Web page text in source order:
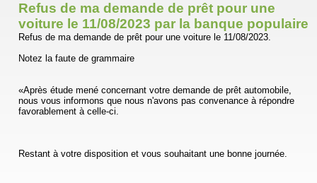
Refus de ma demande de prêt pour une
voiture le 11/08/2023 par la banque populaire
Refus de ma demande de prêt pour une voiture le 11/08/2023.
Notez la faute de grammaire
«Après étude mené concernant votre demande de prêt automobile,
nous vous informons que nous n'avons pas convenance à répondre
favorablement à celle-ci.
Restant à votre disposition et vous souhaitant une bonne journée.